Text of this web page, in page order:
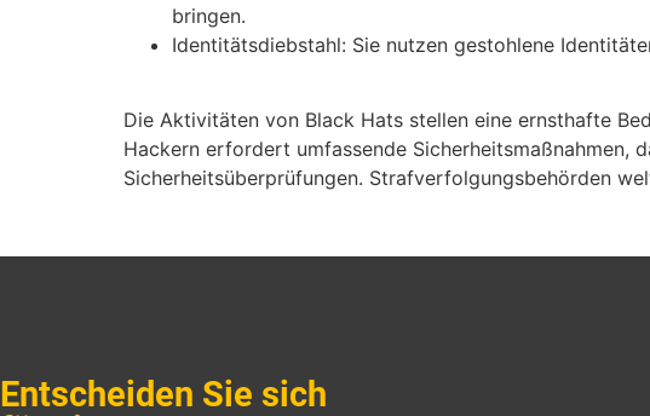
bringen.
Identitätsdiebstahl: Sie nutzen gestohlene
Die Aktivitäten von Black Hats stellen eine ernsthafte
Hackern erfordert umfassende
Sicherheitsüberprüfungen. Strafverfolgungsbehörden
Entscheiden Sie sich